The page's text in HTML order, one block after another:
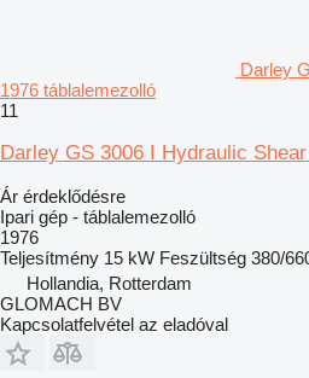
Darley
1976 táblalemezolló
11
Darley GS 3006 I Hydraulic
Ár érdeklődésre
Ipari gép - táblalemezolló
1976
Teljesítmény 15 kW Feszültség 380/
Hollandia, Rotterdam
GLOMACH BV
Kapcsolatfelvétel az eladóval